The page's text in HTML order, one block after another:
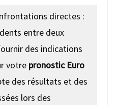
directes :
entre deux
des indications
votre pronostic Euro
des résultats et des
lors des